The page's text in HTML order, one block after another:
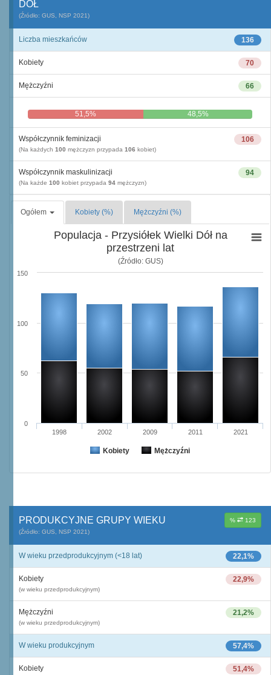
DÓŁ
(Źródło: GUS, NSP 2021)
136
Liczba mieszkańców
70
Kobiety
66
Mężczyźni
51,5% 48,5%
106
Współczynnik feminizacji
(Na każdych 100 mężczyzn przypada 106 kobiet)
94
Współczynnik maskulinizacji
(Na każde 100 kobiet przypada 94 mężczyzn)
Ogółem Kobiety (%) Mężczyźni (%)
Populacja - Przysiółek Wielki Dół na
przestrzeni lat
(Źródło: GUS)
Kobiety Mężczyźni
1998 2002 2009 2011 2021
0
50
100
150
% 123
PRODUKCYJNE GRUPY WIEKU
(Źródło: GUS, NSP 2021)
22,1%
W wieku przedprodukcyjnym (<18 lat)
22,9%
Kobiety
(w wieku przedprodukcyjnym)
21,2%
Mężczyźni
(w wieku przedprodukcyjnym)
57,4%
W wieku produkcyjnym
51,4%
Kobiety